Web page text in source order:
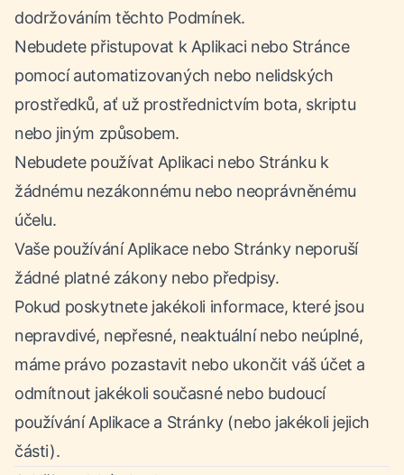
dodržováním těchto Podmínek.
Nebudete přistupovat k Aplikaci nebo Stránce
pomocí automatizovaných nebo nelidských
prostředků, ať už prostřednictvím bota, skriptu
nebo jiným způsobem.
Nebudete používat Aplikaci nebo Stránku k
žádnému nezákonnému nebo neoprávněnému
účelu.
Vaše používání Aplikace nebo Stránky neporuší
žádné platné zákony nebo předpisy.
Pokud poskytnete jakékoli informace, které jsou
nepravdivé, nepřesné, neaktuální nebo neúplné,
máme právo pozastavit nebo ukončit váš účet a
odmítnout jakékoli současné nebo budoucí
používání Aplikace a Stránky (nebo jakékoli jejich
části).